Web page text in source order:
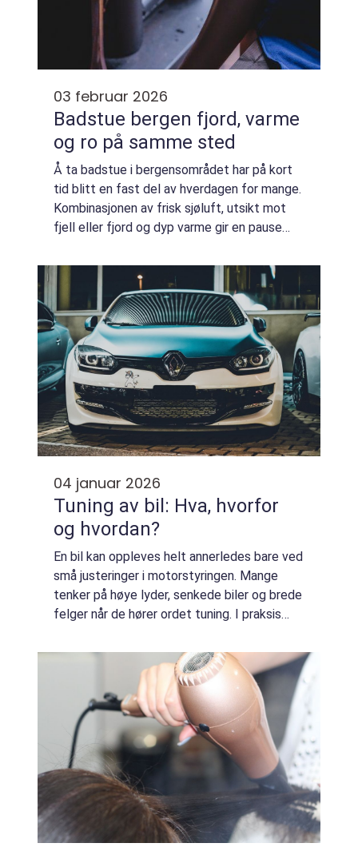
03 februar 2026
Badstue bergen fjord, varme
og ro på samme sted
Å ta badstue i bergensområdet har på kort
tid blitt en fast del av hverdagen for mange.
Kombinasjonen av frisk sjøluft, utsikt mot
fjell eller fjord og dyp varme gir en pause
søker etter badstue bergen, handler...
04 januar 2026
Tuning av bil: Hva, hvorfor
og hvordan?
En bil kan oppleves helt annerledes bare ved
små justeringer i motorstyringen. Mange
tenker på høye lyder, senkede biler og brede
felger når de hører ordet tuning. I praksis